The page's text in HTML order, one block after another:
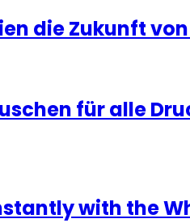
die Zukunft
für alle
with the